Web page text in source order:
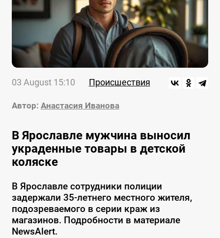
03 August 15:10 Происшествия
Автор: Анастасия Иванова
В Ярославле мужчина выносил
украденные товары в детской
коляске
В Ярославле сотрудники полиции
задержали 35-летнего местного жителя,
подозреваемого в серии краж из
магазинов. Подробности в материале
NewsAlert.